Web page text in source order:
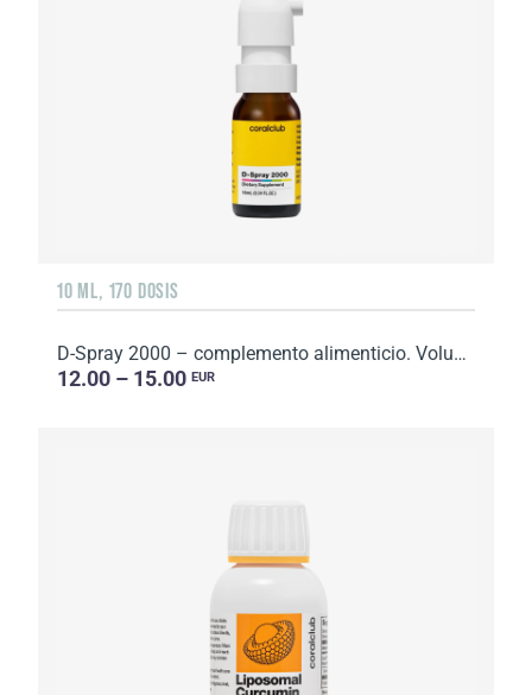
10 ML, 170 DOSIS
D-Spray 2000 – complemento alimenticio. Volumen: 10 ml
12.00 – 15.00 EUR